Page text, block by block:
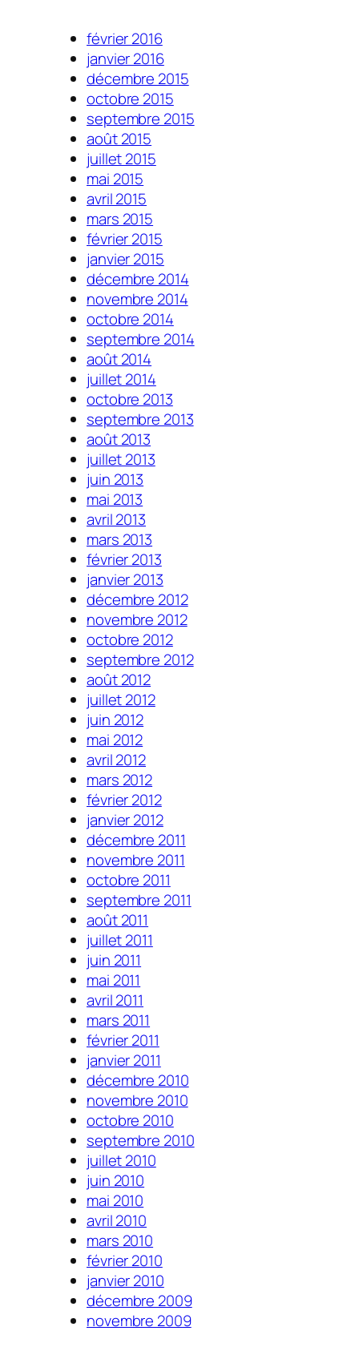
février 2016
janvier 2016
décembre 2015
octobre 2015
septembre 2015
août 2015
juillet 2015
mai 2015
avril 2015
mars 2015
février 2015
janvier 2015
décembre 2014
novembre 2014
octobre 2014
septembre 2014
août 2014
juillet 2014
octobre 2013
septembre 2013
août 2013
juillet 2013
juin 2013
mai 2013
avril 2013
mars 2013
février 2013
janvier 2013
décembre 2012
novembre 2012
octobre 2012
septembre 2012
août 2012
juillet 2012
juin 2012
mai 2012
avril 2012
mars 2012
février 2012
janvier 2012
décembre 2011
novembre 2011
octobre 2011
septembre 2011
août 2011
juillet 2011
juin 2011
mai 2011
avril 2011
mars 2011
février 2011
janvier 2011
décembre 2010
novembre 2010
octobre 2010
septembre 2010
juillet 2010
juin 2010
mai 2010
avril 2010
mars 2010
février 2010
janvier 2010
décembre 2009
novembre 2009